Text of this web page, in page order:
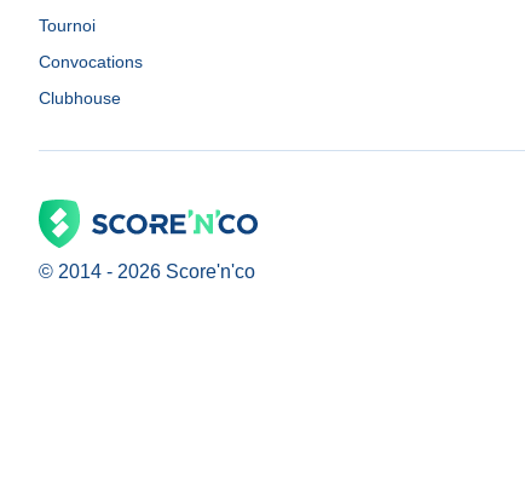
Tournoi
Convocations
Clubhouse
© 2014 - 2026 Score'n'co